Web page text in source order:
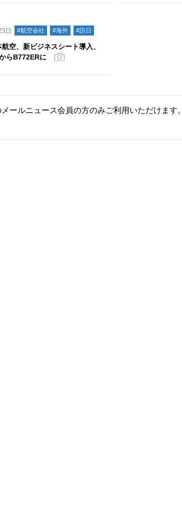
日 #航空会社 #海外 #訪日
航空、新ビジネスシート導入、
らB772ERに
ールニュース会員の方のみご利用いただけます。